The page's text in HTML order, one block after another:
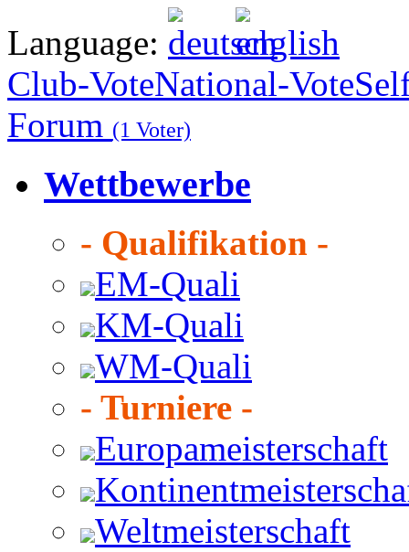
Language:
Club-VoteNational-Vote
Forum (1 Voter)
Wettbewerbe
- Qualifikation -
EM-Quali
KM-Quali
WM-Quali
- Turniere -
Europameisterschaft
Weltmeisterschaft